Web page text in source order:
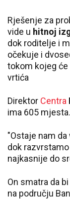
Rješenje za
vide u hitnoj
dok roditelje i
očekuje i
tokom kojeg
vrtića
Direktor Centra
ima 605 mjesta.
"Ostaje nam
dok
najkasnije do
On smatra da bi
na području